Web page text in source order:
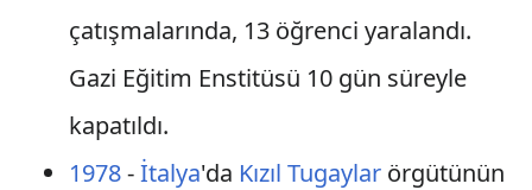
çatışmalarında, 13 öğrenci yaralandı.
Gazi Eğitim Enstitüsü 10 gün süreyle
kapatıldı.
1978-İtalya'da Kızıl Tugaylarörgütünün